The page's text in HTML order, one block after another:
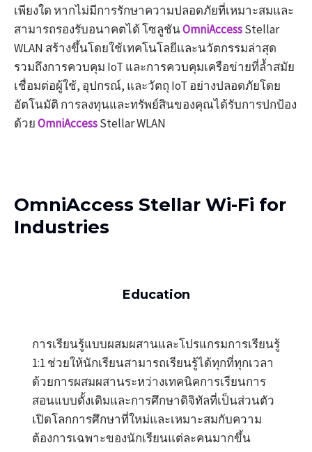
เพียงใด หากไม่มีการรักษาความปลอดภัยที่เหมาะสมและ
สามารถรองรับอนาคตได้ โซลูชันOmniAccessStellar
WLAN สร้างขึ้นโดยใช้เทคโนโลยีและนวัตกรรมล่าสุด
รวมถึงการควบคุม IoT และการควบคุมเครือข่ายที่ล้ำสมัย
เชื่อมต่อผู้ใช้, อุปกรณ์, และวัตถุ IoT อย่างปลอดภัยโดย
อัตโนมัติ การลงทุนและทรัพย์สินของคุณได้รับการปกป้อง
ด้วยOmniAccessStellar WLAN
OmniAccess Stellar Wi-Fi for
Industries
Education
การเรียนรู้แบบผสมผสานและโปรแกรมการเรียนรู้
1:1 ช่วยให้นักเรียนสามารถเรียนรู้ได้ทุกที่ทุกเวลา
ด้วยการผสมผสานระหว่างเทคนิคการเรียนการ
สอนแบบดั้งเดิมและการศึกษาดิจิทัลที่เป็นส่วนตัว
เปิดโลกการศึกษาที่ใหม่และเหมาะสมกับความ
ต้องการเฉพาะของนักเรียนแต่ละคนมากขึ้น